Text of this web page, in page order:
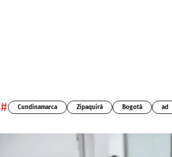
# Cundinamarca Zipaquirá Bogotá ad